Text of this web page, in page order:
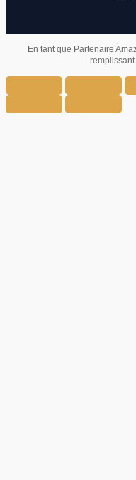
En tant que Partenaire